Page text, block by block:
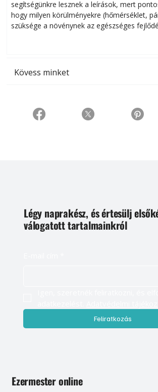
segítségünkre lesznek a leírások, mert
hogy milyen körülményekre (hőmérséklet,
szüksége a növénynek az egészséges
Kövess minket
Légy naprakész, és értesülj
válogatott tartalmainkról
Feliratkozás
Ezermester online